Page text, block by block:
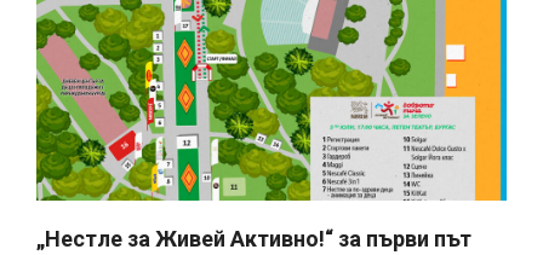
Menu
„Нестле за Живей Активно!“ за първи път